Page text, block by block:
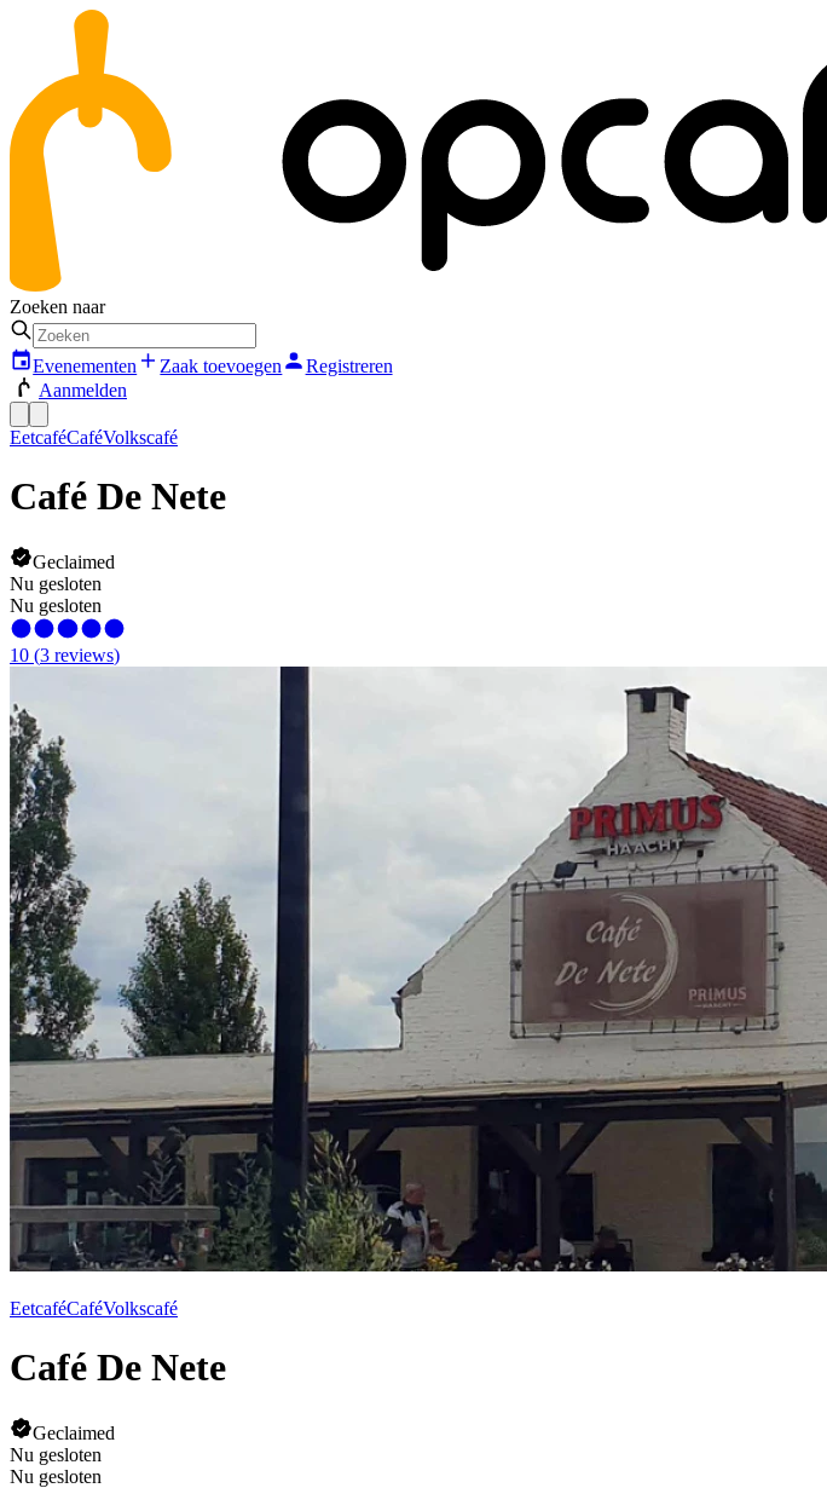
Zoeken naar
Evenementen Zaak toevoegen
Registreren
Aanmelden
EetcaféCaféVolkscafé
Café De Nete
Geclaimed
Nu gesloten
Nu gesloten
10 (3 reviews)
EetcaféCaféVolkscafé
Café De Nete
Geclaimed
Nu gesloten
Nu gesloten